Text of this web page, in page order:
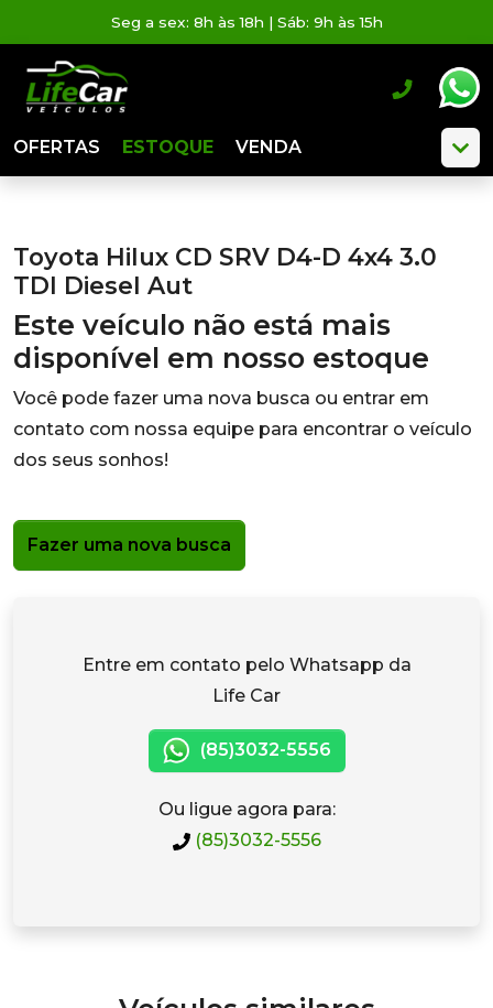
Seg a sex: 8h às 18h | Sáb: 9h às 15h
OFERTAS ESTOQUE VENDA
Toyota Hilux CD SRV D4-D 4x4 3.0
TDI Diesel Aut
Este veículo não está mais
disponível em nosso estoque
Você pode fazer uma nova busca ou entrar em
contato com nossa equipe para encontrar o veículo
dos seus sonhos!
Fazer uma nova busca
Entre em contato pelo Whatsapp da
Life Car
(85)3032-5556
Ou ligue agora para:
(85)3032-5556